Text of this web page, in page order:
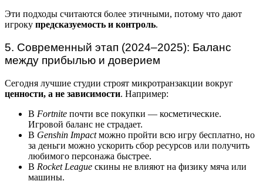
Эти подходы считаются более этичными, потому что дают
игроку предсказуемость и контроль.
5. Современный этап (2024–2025): Баланс
между прибылью и доверием
Сегодня лучшие студии строят микротранзакции вокруг
ценности, а не зависимости. Например:
В Fortnite почти все покупки — косметические.
Игровой баланс не страдает.
В Genshin Impactможно пройти всю игру бесплатно, но
за деньги можно ускорить сбор ресурсов или получить
любимого персонажа быстрее.
В Rocket League скины не влияют на физику мяча или
машины.